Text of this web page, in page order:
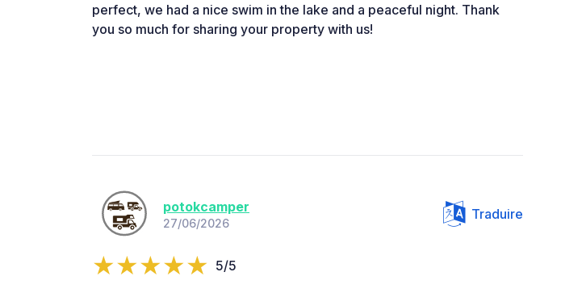
perfect, we had a nice swim in the lake and a peaceful night. Thank
you so much for sharing your property with us!
potokcamper
27/06/2026
Traduire
5/5